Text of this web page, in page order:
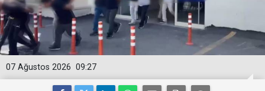
09:27
07 Ağustos 2026